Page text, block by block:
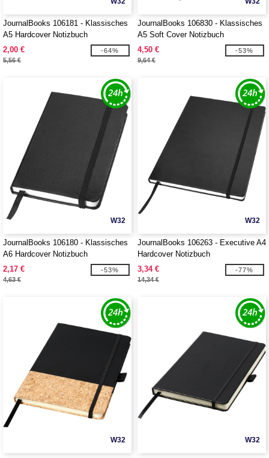
JournalBooks 106181 - Klassisches
A5 Hardcover Notizbuch
2,00 €
5,56 €
-64%
JournalBooks 106830 - Klassisches
A5 Soft Cover Notizbuch
4,50 €
9,64 €
-53%
W32
JournalBooks 106180 - Klassisches
A6 Hardcover Notizbuch
2,17 €
4,63 €
-53%
W32
JournalBooks 106263 - Executive A4
Hardcover Notizbuch
3,34 €
14,34 €
-77%
W32 W32